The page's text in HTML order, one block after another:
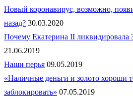
Новый коронавирус, возможно,
назад? 30.03.2020
Почему Екатерина II ликвидировала
21.06.2019
Наши перья 09.05.2019
«Наличные деньги и золото хороши
заблокировать» 07.05.2019